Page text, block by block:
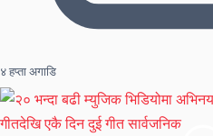
४ हप्ता अगाडि